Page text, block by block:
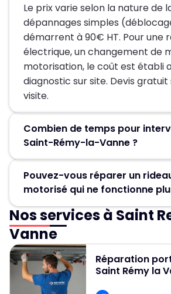
Le prix varie selon la nature de
dépannages simples
démarrent à 90€ HT. Pour une
électrique, un changement de
motorisation, le coût est établi
diagnostic sur site. Devis gratuit
visite.
Combien de temps pour
Saint-Rémy-la-Vanne ?
30 minutes après votre appel.
sont basés en Île-de-France et
organisation logistique assure
24h/24, 7j/7, y compris week-
fériés.
Pouvez-vous réparer un
motorisé qui ne fonctionne
Absolument. Nous réparons
tubulaires, centraux, latéraux.
hors service, nous le
par un modèle de même
compatible. Nos techniciens
les marques !
Nos services à Saint
Vanne
Réparation
Saint Rémy la